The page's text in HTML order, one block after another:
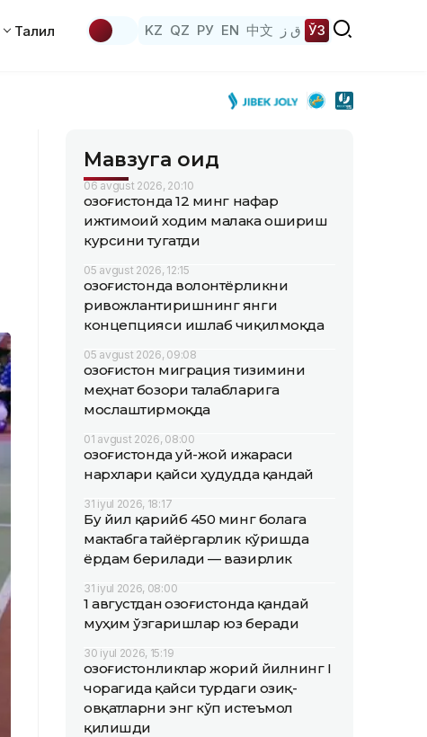
Таҳлил KZ QZ РУ EN 中文 ق ز ЎЗ
Мавзуга оид
06 avgust 2026, 20:10
Қозоғистонда 12 минг нафар
ижтимоий ходим малака ошириш
курсини тугатди
05 avgust 2026, 12:15
Қозоғистонда волонтёрликни
ривожлантиришнинг янги
концепцияси ишлаб чиқилмоқда
05 avgust 2026, 09:08
Қозоғистон миграция тизимини
меҳнат бозори талабларига
мослаштирмоқда
01 avgust 2026, 08:00
Қозоғистонда уй-жой ижараси
нархлари қайси ҳудудда қандай
31 iyul 2026, 18:17
Бу йил қарийб 450 минг болага
мактабга тайёргарлик кўришда
ёрдам берилади — вазирлик
31 iyul 2026, 08:00
1 августдан Қозоғистонда қандай
муҳим ўзгаришлар юз беради
30 iyul 2026, 15:19
Қозоғистонликлар жорий йилнинг I
чорагида қайси турдаги озиқ-
овқатларни энг кўп истеъмол
қилишди